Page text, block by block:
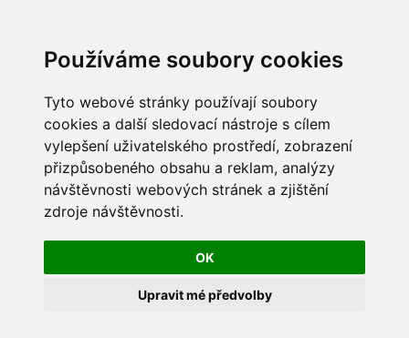
Používáme soubory cookies
Tyto webové stránky používají soubory
cookies a další sledovací nástroje s cílem
vylepšení uživatelského prostředí, zobrazení
přizpůsobeného obsahu a reklam, analýzy
návštěvnosti webových stránek a zjištění
zdroje návštěvnosti.
OK
Upravit mé předvolby